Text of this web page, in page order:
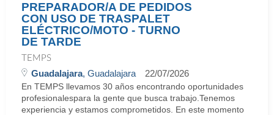
PREPARADOR/A DE PEDIDOS
CON USO DE TRASPALET
ELÉCTRICO/MOTO - TURNO
DE TARDE
TEMPS
Guadalajara, Guadalajara 22/07/2026
En TEMPS llevamos 30 años encontrando oportunidades
profesionalespara la gente que busca trabajo.Tenemos
experiencia y estamos comprometidos. En este momento